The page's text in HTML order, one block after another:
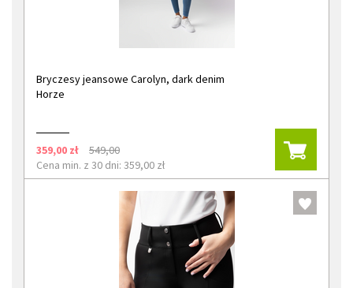
Bryczesy jeansowe Carolyn, dark denim
Horze
359,00 zł
549,00
Cena min. z 30 dni: 359,00 zł